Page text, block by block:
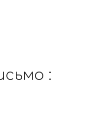
: